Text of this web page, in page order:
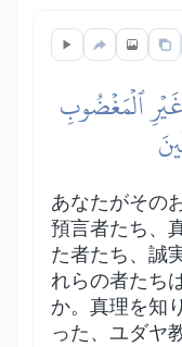
ٱلۡمَغۡضُوبِ
あなたがその
預言者たち、
た者たち、誠
れらの者たち
か。真理を知
った、ユダヤ